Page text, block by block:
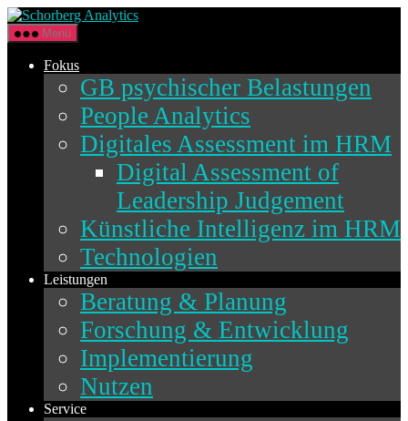
Direkt
zum
Inhalt
wechseln
Schorberg
Menü
Fokus
GB psychischer Belastungen
People Analytics
Digitales Assessment im HRM
Digital Assessment of
Leadership Judgement
Künstliche Intelligenz im HRM
Technologien
Leistungen
Beratung & Planung
Forschung & Entwicklung
Implementierung
Nutzen
Service